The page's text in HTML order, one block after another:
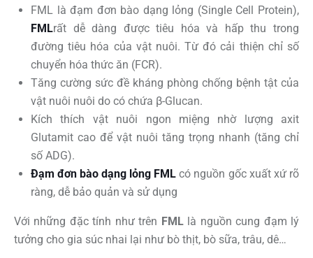
FML là đạm đơn bào dạng lỏng (Single Cell Protein),
FMLrất dễ dàng được tiêu hóa và hấp thu trong
đường tiêu hóa của vật nuôi. Từ đó cải thiện chỉ số
chuyển hóa thức ăn (FCR).
Tăng cường sức đề kháng phòng chống bệnh tật của
vật nuôi nuôi do có chứa β-Glucan.
Kích thích vật nuôi ngon miệng nhờ lượng axit
Glutamit cao để vật nuôi tăng trọng nhanh (tăng chỉ
số ADG).
Đạm đơn bào dạng lỏng FML có nguồn gốc xuất xứ rõ
ràng, dễ bảo quản và sử dụng
Với những đặc tính như trên FML là nguồn cung đạm lý
tưởng cho gia súc nhai lại như bò thịt, bò sữa, trâu, dê…